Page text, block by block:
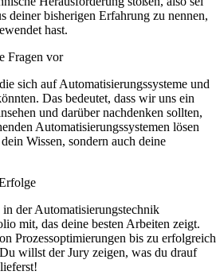
deiner bisherigen Erfahrung zu nennen,
hast.
Fragen vor
sich auf Automatisierungssysteme und
Das bedeutet, dass wir uns ein
und darüber nachdenken sollten,
Automatisierungssystemen lösen
Wissen, sondern auch deine
der Automatisierungstechnik
mit, das deine besten Arbeiten zeigt.
Prozessoptimierungen bis zu erfolgreich
willst der Jury zeigen, was du drauf